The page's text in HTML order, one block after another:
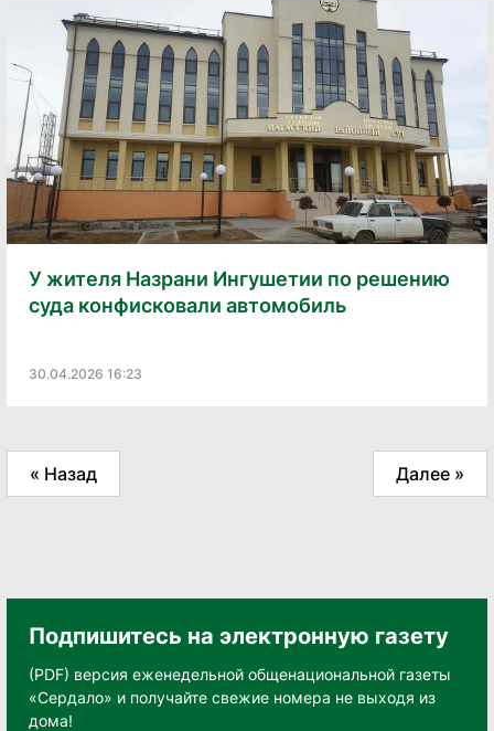
У жителя Назрани Ингушетии по решению
суда конфисковали автомобиль
30.04.2026 16:23
« Назад Далее »
Подпишитесь на электронную газету
(PDF) версия еженедельной общенациональной газеты
«Сердало» и получайте свежие номера не выходя из
дома!